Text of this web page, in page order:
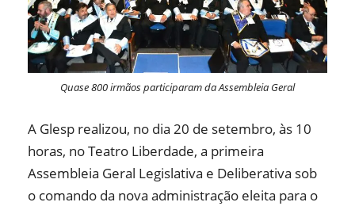
Quase 800 irmãos participaram da Assembleia Geral
A Glesp realizou, no dia 20 de setembro, às 10
horas, no Teatro Liberdade, a primeira
Assembleia Geral Legislativa e Deliberativa sob
o comando da nova administração eleita para o